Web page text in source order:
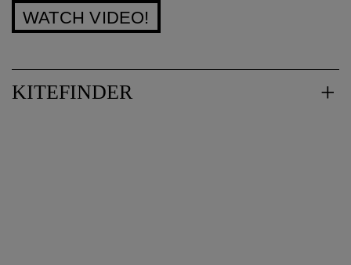
WATCH VIDEO!
KITEFINDER